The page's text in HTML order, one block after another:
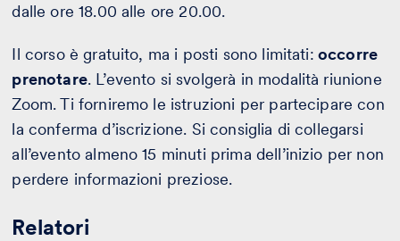
dalle ore 18.00 alle ore 20.00.
Il corso è gratuito, ma i posti sono limitati: occorre
prenotare. L’evento si svolgerà in modalità riunione
Zoom. Ti forniremo le istruzioni per partecipare con
la conferma d’iscrizione. Si consiglia di collegarsi
all’evento almeno 15 minuti prima dell’inizio per non
perdere informazioni preziose.
Relatori